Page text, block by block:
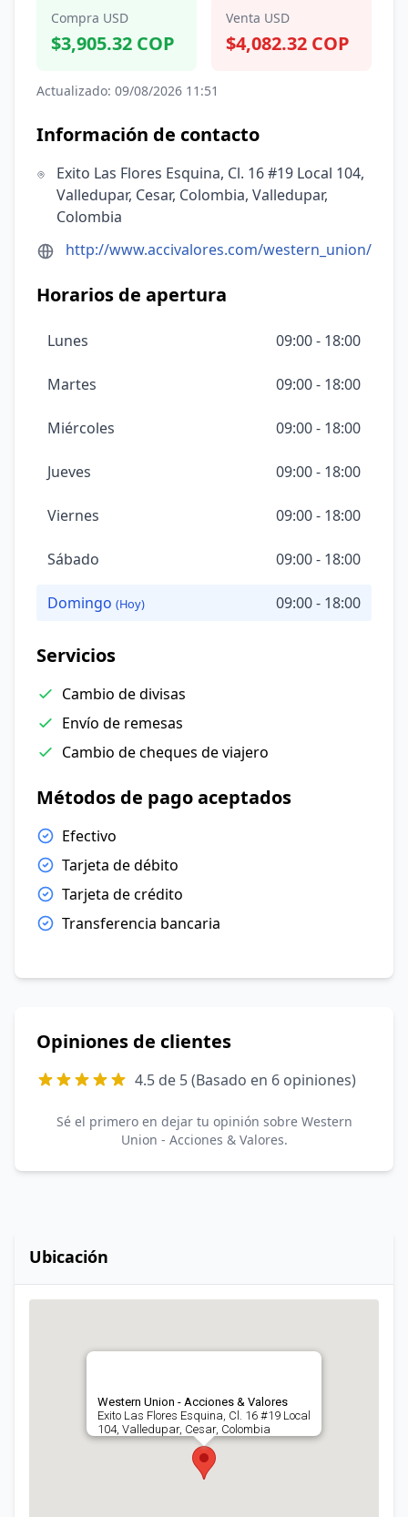
Compra USD
$3,905.32 COP
Venta USD
$4,082.32 COP
Actualizado: 09/08/2026 11:51
Información de contacto
Exito Las Flores Esquina, Cl. 16 #19 Local 104,
Valledupar, Cesar, Colombia, Valledupar,
Colombia
http://www.accivalores.com/western_union/
Horarios de apertura
Lunes 09:00 - 18:00
Martes 09:00 - 18:00
Miércoles 09:00 - 18:00
Jueves 09:00 - 18:00
Viernes 09:00 - 18:00
Sábado 09:00 - 18:00
Domingo (Hoy) 09:00 - 18:00
Servicios
Cambio de divisas
Envío de remesas
Cambio de cheques de viajero
Métodos de pago aceptados
Efectivo
Tarjeta de débito
Tarjeta de crédito
Transferencia bancaria
Opiniones de clientes
4.5 de 5 (Basado en 6 opiniones)
Sé el primero en dejar tu opinión sobre Western
Union - Acciones & Valores.
Ubicación
Western Union - Acciones & Valores
Exito Las Flores Esquina, Cl. 16 #19 Local
104, Valledupar, Cesar, Colombia